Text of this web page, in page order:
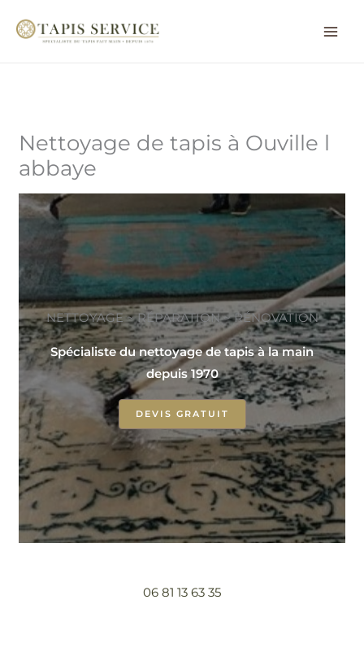
Nettoyage de tapis à Ouville l
abbaye
NETTOYAGE ~ RÉPARATION ~ RÉNOVATION
Spécialiste du nettoyage de tapis à la main
depuis 1970
DEVIS GRATUIT
06 81 13 63 35